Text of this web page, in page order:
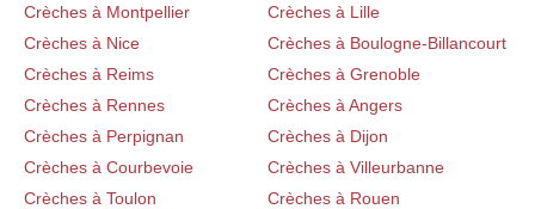
Crèches à Montpellier
Crèches à Lille
Crèches à Nice
Crèches à Boulogne-Billancourt
Crèches à Reims
Crèches à Grenoble
Crèches à Rennes
Crèches à Angers
Crèches à Perpignan
Crèches à Dijon
Crèches à Courbevoie
Crèches à Villeurbanne
Crèches à Toulon
Crèches à Rouen